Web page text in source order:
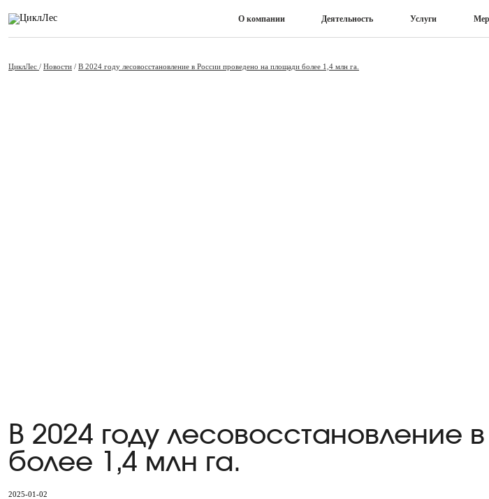
О компании Деятельность Услуги
ЦиклЛес / Новости / В 2024 году лесовосстановление в России проведено на площади более 1,4 млн га.
В 2024 году
более 1,4 млн га.
2025-01-02